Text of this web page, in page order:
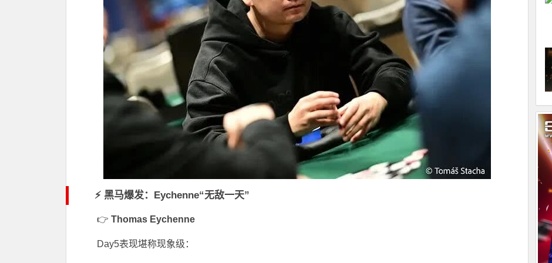
⚡ 黑马爆发：Eychenne“无敌一天”
👉 Thomas Eychenne
Day5表现堪称现象级：